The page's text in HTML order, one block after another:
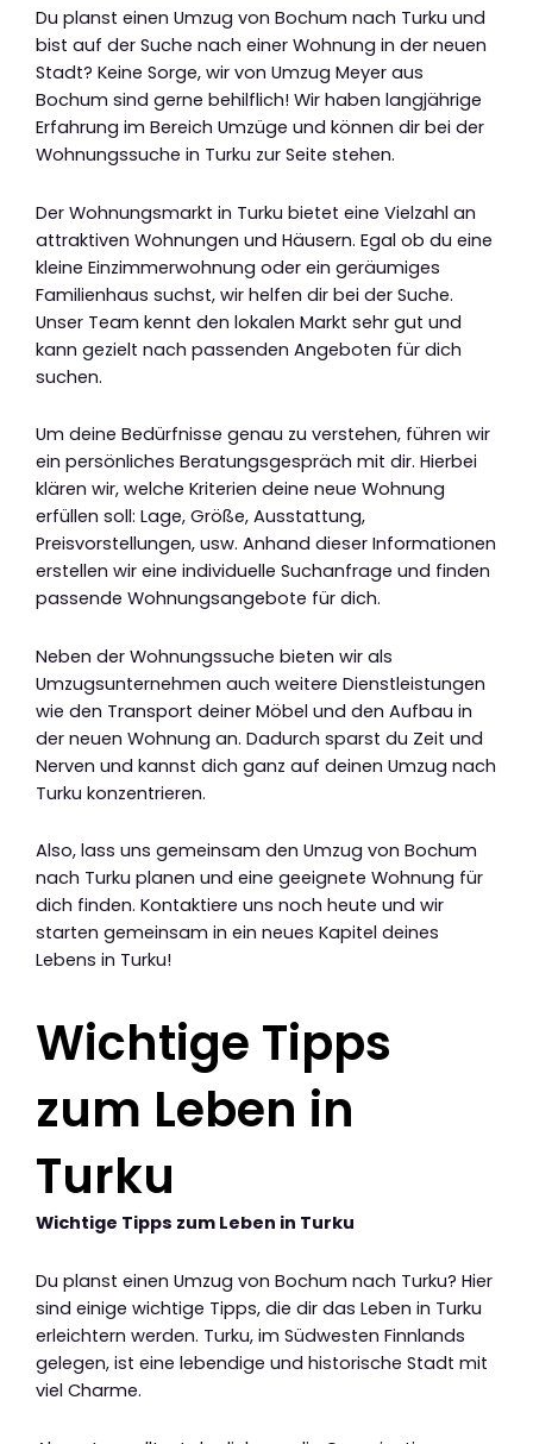
Du planst einen Umzug von Bochum nach Turku und
bist auf der Suche nach einer Wohnung in der neuen
Stadt? Keine Sorge, wir von Umzug Meyer aus
Bochum sind gerne behilflich! Wir haben langjährige
Erfahrung im Bereich Umzüge und können dir bei der
Wohnungssuche in Turku zur Seite stehen.
Der Wohnungsmarkt in Turku bietet eine Vielzahl an
attraktiven Wohnungen und Häusern. Egal ob du eine
kleine Einzimmerwohnung oder ein geräumiges
Familienhaus suchst, wir helfen dir bei der Suche.
Unser Team kennt den lokalen Markt sehr gut und
kann gezielt nach passenden Angeboten für dich
suchen.
Um deine Bedürfnisse genau zu verstehen, führen wir
ein persönliches Beratungsgespräch mit dir. Hierbei
klären wir, welche Kriterien deine neue Wohnung
erfüllen soll: Lage, Größe, Ausstattung,
Preisvorstellungen, usw. Anhand dieser Informationen
erstellen wir eine individuelle Suchanfrage und finden
passende Wohnungsangebote für dich.
Neben der Wohnungssuche bieten wir als
Umzugsunternehmen auch weitere Dienstleistungen
wie den Transport deiner Möbel und den Aufbau in
der neuen Wohnung an. Dadurch sparst du Zeit und
Nerven und kannst dich ganz auf deinen Umzug nach
Turku konzentrieren.
Also, lass uns gemeinsam den Umzug von Bochum
nach Turku planen und eine geeignete Wohnung für
dich finden. Kontaktiere uns noch heute und wir
starten gemeinsam in ein neues Kapitel deines
Lebens in Turku!
Wichtige Tipps
zum Leben in
Turku
Wichtige Tipps zum Leben in Turku
Du planst einen Umzug von Bochum nach Turku? Hier
sind einige wichtige Tipps, die dir das Leben in Turku
erleichtern werden. Turku, im Südwesten Finnlands
gelegen, ist eine lebendige und historische Stadt mit
viel Charme.